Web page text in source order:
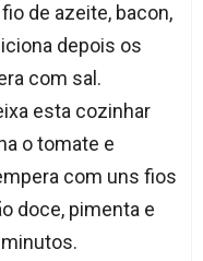
de azeite, bacon,
depois os
com sal.
esta cozinhar
o tomate e
com uns fios
doce, pimenta e